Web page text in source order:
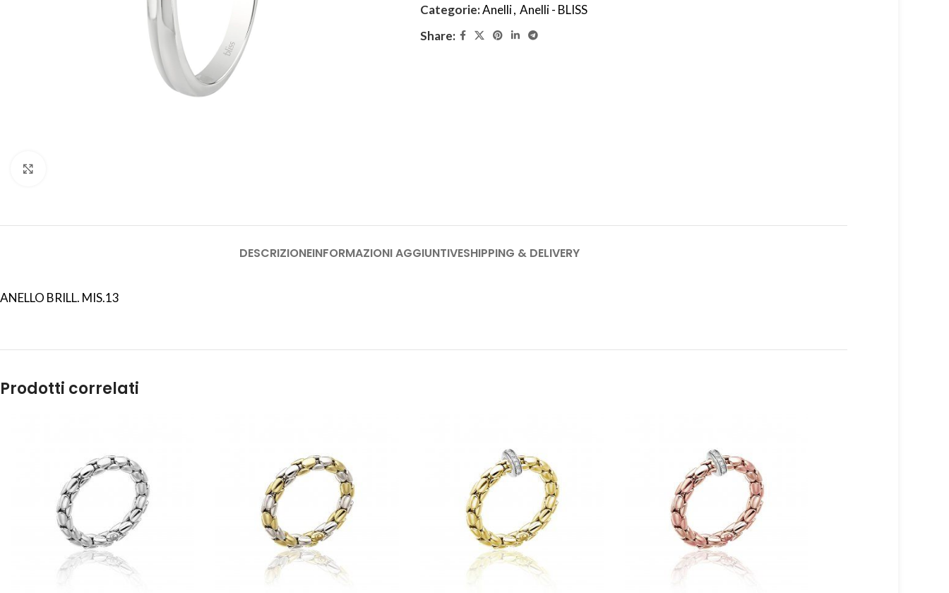
Categorie:Anelli, Anelli - BLISS
Share:
DESCRIZIONEINFORMAZIONI AGGIUNTIVESHIPPING & DELIVERY
ANELLO BRILL. MIS.13
Prodotti correlati